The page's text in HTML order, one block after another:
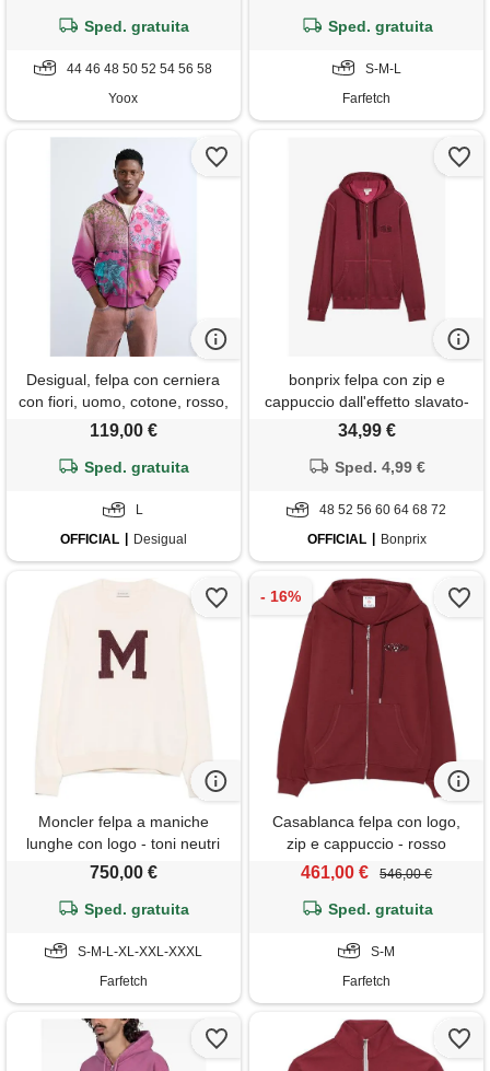
Sped. gratuita
44 46 48 50 52 54 56 58
Yoox
Sped. gratuita
S-M-L
Farfetch
Desigual, felpa con cerniera
con fiori, uomo, cotone, rosso,
l
119,00 €
Sped. gratuita
L
OFFICIAL
Desigual
bonprix felpa con zip e
cappuccio dall'effetto slavato-
rosso
34,99 €
Sped. 4,99 €
48 52 56 60 64 68 72
OFFICIAL
Bonprix
Moncler felpa a maniche
lunghe con logo - toni neutri
750,00 €
Sped. gratuita
S-M-L-XL-XXL-XXXL
Farfetch
Casablanca felpa con logo,
zip e cappuccio - rosso
461,00 € 546,00 €
Sped. gratuita
S-M
Farfetch